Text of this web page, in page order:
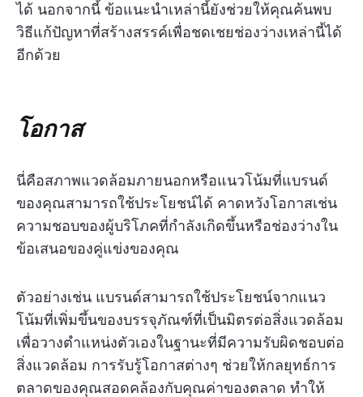
ได้ นอกจากนี้ ข้อแนะนำเหล่านี้ยังช่วยให้คุณค้นพบ
วิธีแก้ปัญหาที่สร้างสรรค์เพื่อชดเชยช่องว่างเหล่านี้ได้
อีกด้วย
โอกาส
นี่คือสภาพแวดล้อมภายนอกหรือแนวโน้มที่แบรนด์
ของคุณสามารถใช้ประโยชน์ได้ คาดหวังโอกาสเช่น
ความชอบของผู้บริโภคที่กำลังเกิดขึ้นหรือช่องว่างใน
ข้อเสนอของคู่แข่งของคุณ
ตัวอย่างเช่น แบรนด์สามารถใช้ประโยชน์จากแนว
โน้มที่เพิ่มขึ้นของบรรจุภัณฑ์ที่เป็นมิตรต่อสิ่งแวดล้อม
เพื่อวางตำแหน่งตัวเองในฐานะที่มีความรับผิดชอบต่อ
สิ่งแวดล้อม การรับรู้โอกาสต่างๆ ช่วยให้กลยุทธ์การ
ตลาดของคุณสอดคล้องกับคุณค่าของตลาด ทำให้